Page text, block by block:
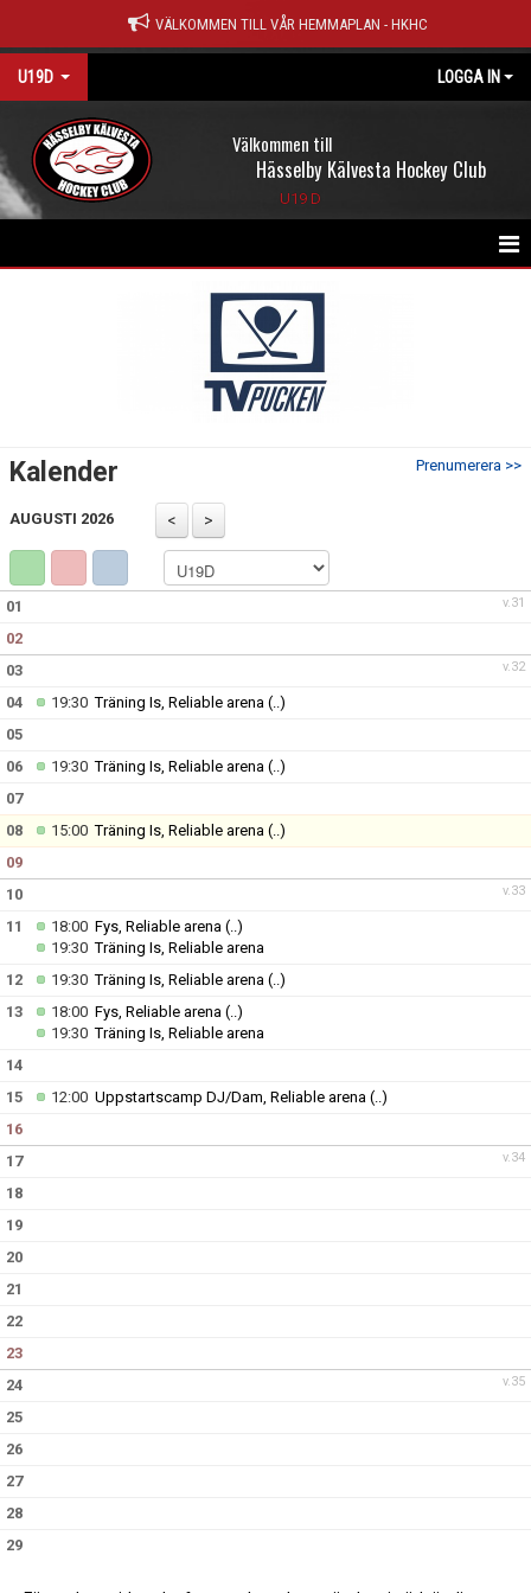
VÄLKOMMEN TILL VÅR HEMMAPLAN - HKHC
U19D LOGGA IN
Hässelby Kälvesta Hockey Club
Välkommen till
U19 D
BILDGALLERI
DOKUMENT
KONTAKT
INSTAGRAM DJ
Prenumerera >>
Kalender
AUGUSTI 2026
v.31
01
02
v.32
03
04
19:30Träning Is, Reliable arena (..)
05
06
19:30Träning Is, Reliable arena (..)
07
08
15:00Träning Is, Reliable arena (..)
09
v.33
10
11
18:00 Fys, Reliable arena (..)
19:30Träning Is, Reliable arena
12
19:30Träning Is, Reliable arena (..)
13
18:00 Fys, Reliable arena (..)
19:30Träning Is, Reliable arena
14
15
12:00 Uppstartscamp DJ/Dam, Reliable arena (..)
16
v.34
17
18
19
20
21
22
23
v.35
24
25
26
27
28
29